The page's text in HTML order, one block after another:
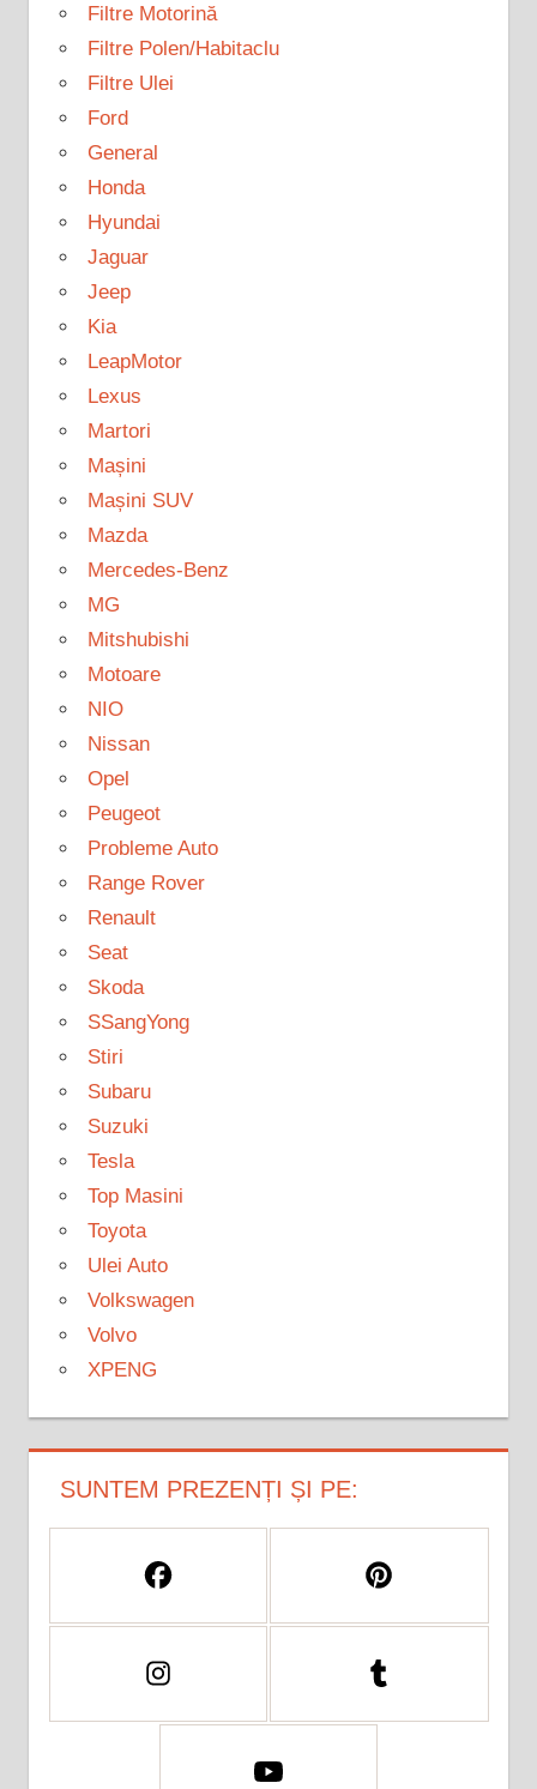
Filtre Motorină
Filtre Polen/Habitaclu
Filtre Ulei
Ford
General
Honda
Hyundai
Jaguar
Jeep
Kia
LeapMotor
Lexus
Martori
Mașini
Mașini SUV
Mazda
Mercedes-Benz
MG
Mitshubishi
Motoare
NIO
Nissan
Opel
Peugeot
Probleme Auto
Range Rover
Renault
Seat
Skoda
SSangYong
Stiri
Subaru
Suzuki
Tesla
Top Masini
Toyota
Ulei Auto
Volkswagen
Volvo
XPENG
SUNTEM PREZENȚI ȘI PE: